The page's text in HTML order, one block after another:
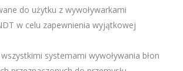
wywoływacz i
boranów
do użytku z wywoływarkami
w celu zapewnienia wyjątkowej